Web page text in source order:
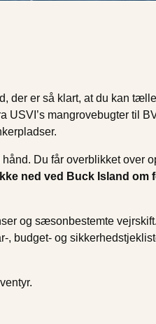
der er så klart, at du kan
USVI’s mangrovebugter til
Du får overblikket over
ned ved Buck Island om
og sæsonbestemte
budget- og